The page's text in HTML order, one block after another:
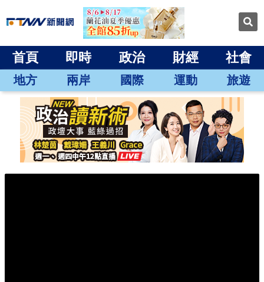
首頁 即時 政治 財經 社會
地方 兩岸 國際 運動 旅遊